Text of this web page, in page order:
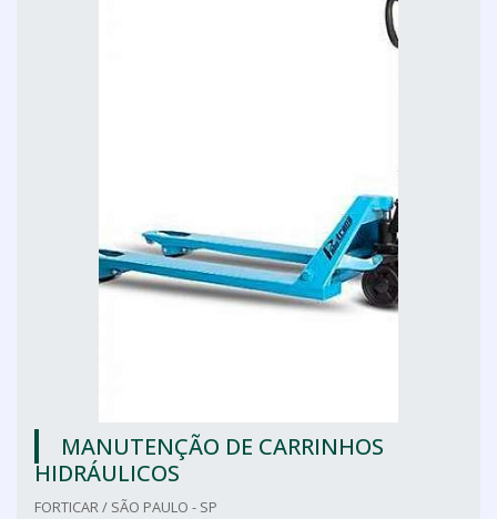
MANUTENÇÃO DE CARRINHOS
HIDRÁULICOS
FORTICAR / SÃO PAULO - SP